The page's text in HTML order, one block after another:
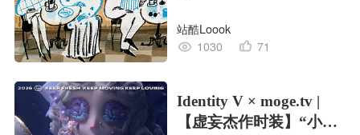
站酷Loook
1030
71
Identity V × moge.tv |
【虚妄杰作时装】“小女